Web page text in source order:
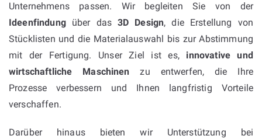
Unternehmens passen. Wir begleiten Sie von der
Ideenfindungüber das3D Design, die Erstellung von
Stücklisten und die Materialauswahl bis zur Abstimmung
mit der Fertigung. Unser Ziel ist es, innovative und
wirtschaftliche Maschinen zu entwerfen, die Ihre
Prozesse verbessern und Ihnen langfristig Vorteile
verschaffen.
Darüber hinaus bieten wir Unterstützung bei